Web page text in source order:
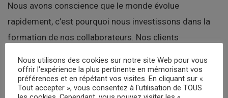
Nous avons conscience que le monde évolue
rapidement, c’est pourquoi nous investissons dans la
formation de nos collaborateurs. Nos clients
expertiseet notre capacité à faire évoluer leurs
contratsen phase avec leurs besoins et du contexte
Nous utilisons des cookies sur notre site Web pour vous
offrir l'expérience la plus pertinente en mémorisant vos
préférences et en répétant vos visites. En cliquant sur «
Tout accepter », vous consentez à l'utilisation de TOUS